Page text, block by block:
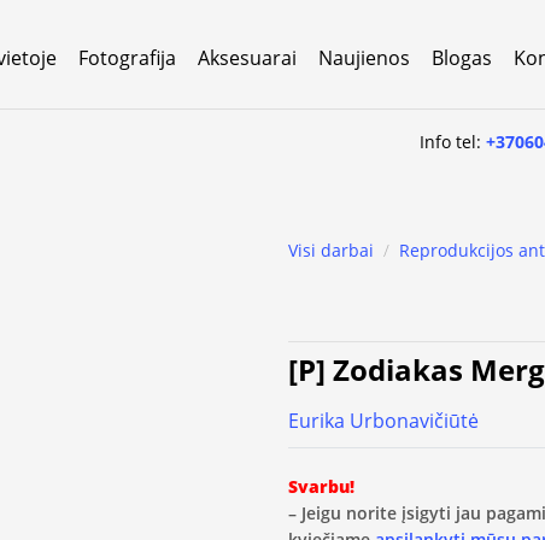
Fotografija Aksesuarai Naujienos Blogas
Info tel:
Visi darbai / Reprodukcijos
[P] Zodiakas
Eurika Urbonavičiūtė
Svarbu!
– Jeigu norite įsigyti jau